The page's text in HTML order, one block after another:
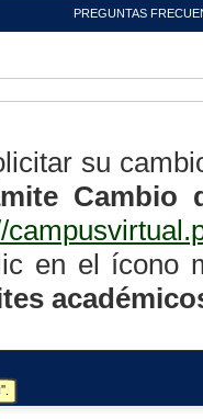
PREGUNTAS
su
Cambio
en el ícono